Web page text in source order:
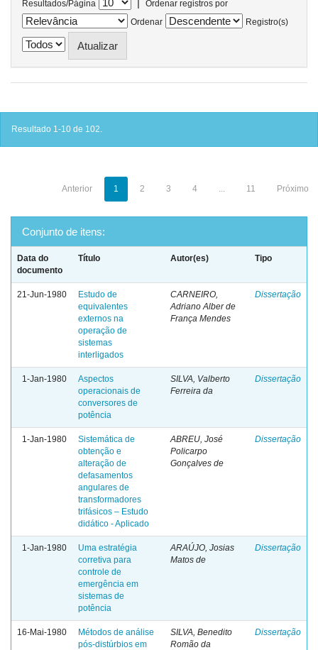
Resultados/Página |
Ordenar registros por
Ordenar
Registro(s)
Resultado 1-10 de 102.
Anterior 1 2 3 4 ... 11 Próximo
Conjunto de itens:
Data do
documento
Título Autor(es) Tipo
21-Jun-1980
Estudo de
equivalentes
externos na
operação de
sistemas
interligados
CARNEIRO,
Adriano Alber de
França Mendes
Dissertação
1-Jan-1980
Aspectos
operacionais de
conversores de
potência
SILVA, Valberto
Ferreira da
Dissertação
1-Jan-1980
Sistemática de
obtenção e
alteração de
defasamentos
angulares de
transformadores
trifásicos – Estudo
didático - Aplicado
ABREU, José
Policarpo
Gonçalves de
Dissertação
1-Jan-1980
Uma estratégia
corretiva para
controle de
emergência em
sistemas de
potência
ARAÚJO, Josias
Matos de
Dissertação
16-Mai-1980
Métodos de análise
pós-distúrbios em
SILVA, Benedito
Romão da
Dissertação